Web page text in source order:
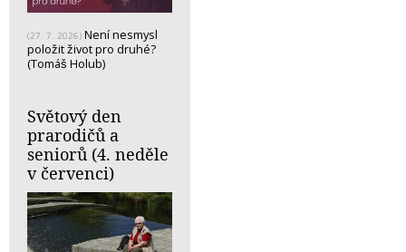
(27. 7. 2026) Není nesmysl
položit život pro druhé?
(Tomáš Holub)
Světový den
prarodičů a
seniorů (4. neděle
v červenci)